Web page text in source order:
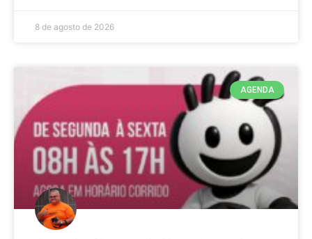
8 de agosto de 2026
AGENDA